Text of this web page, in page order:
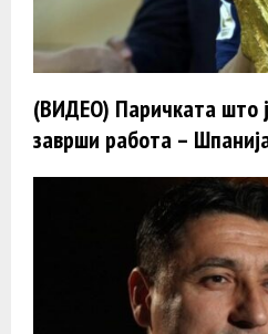
(ВИДЕО) Паричката што
заврши работа –